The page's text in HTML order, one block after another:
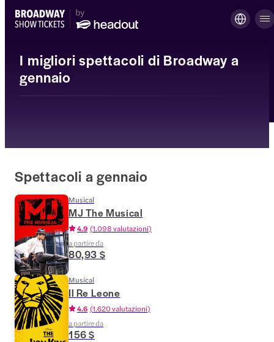
I migliori spettacoli di Broadway a
gennaio
Spettacoli a gennaio
Musical
MJ The Musical
4.9 (1.098 valutazioni)
a partire da
80,93 $
Musical
Il Re Leone
4.6 (1.620 valutazioni)
a partire da
156 $